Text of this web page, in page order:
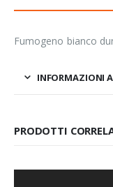
Fumogeno bianco
INFORMAZIONI
PRODOTTI